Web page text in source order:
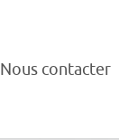
Nous contacter